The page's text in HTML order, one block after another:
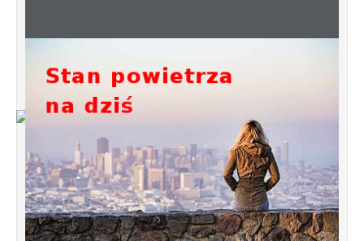
Od 1 stycznia 2023 roku zmiany w
funkcjonowaniu linii autobusowych
kursujących na Krzyżowniki-Smochowice